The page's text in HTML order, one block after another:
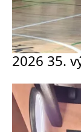
2026 35.